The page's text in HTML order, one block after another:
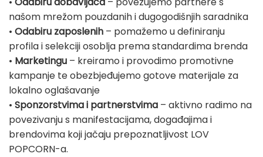
našom mrežom pouzdanih i dugogodišnjih saradnika
• Odabiru zaposlenih – pomažemo u definiranju
profila i selekciji osoblja prema standardima brenda
• Marketingu – kreiramo i provodimo promotivne
kampanje te obezbjeđujemo gotove materijale za
lokalno oglašavanje
• Sponzorstvima i partnerstvima – aktivno radimo na
povezivanju s manifestacijama, događajima i
brendovima koji jačaju prepoznatljivost LOV
POPCORN-a.